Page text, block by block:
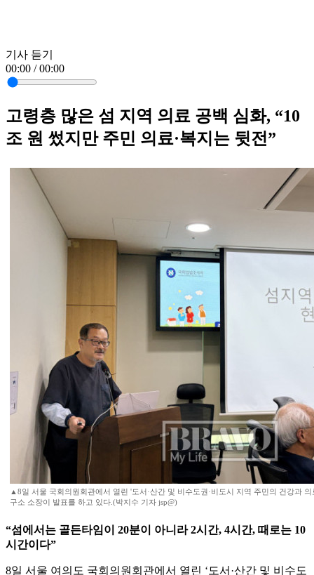
기사 듣기
00:00 / 00:00
고령층 많은 섬 지역 의료 공백 심화, “10
조 원 썼지만 주민 의료·복지는 뒷전”
▲8일 서울 국회의원회관에서 열린 '도서·산간 및 비수도권·비도시 지역 주민의 건강과
구소 소장이 발표를 하고 있다.(박지수 기자 jsp@)
“섬에서는 골든타임이 20분이 아니라 2시간, 4시간, 때로는 10
시간이다”
8일 서울 여의도 국회의원회관에서 열린 ‘도서·산간 및 비수도